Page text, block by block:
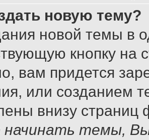
новую тему?
новой темы в
кнопку
вам придется
или созданием
внизу
начинать темы,